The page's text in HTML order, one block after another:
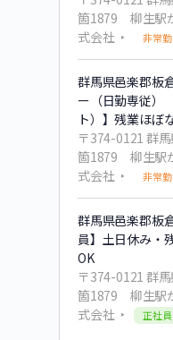
箇1879 柳生駅
式会社
非常勤
群馬県邑楽郡板
ー（日勤専従）
ト）】残業ほぼ
〒374-0121 群
箇1879 柳生駅
式会社
非常勤
群馬県邑楽郡板
員】土日休み・
OK
〒374-0121 群
箇1879 柳生駅
式会社
正社員